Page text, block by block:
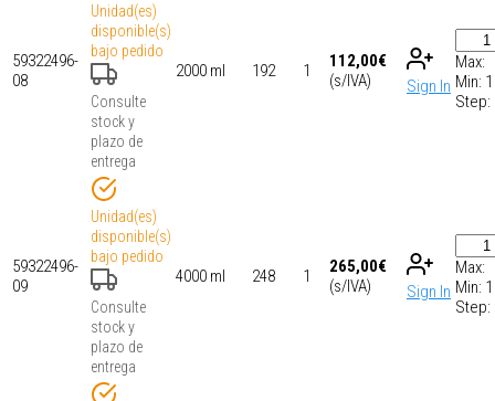
59322496-
08
Unidad(es)
disponible(s)
bajo pedido
Consulte
stock y
plazo de
entrega
2000 ml 192 1 112,00€
(s/IVA)
Sign In
Max:
Min: 1
Step:
59322496-
09
Unidad(es)
disponible(s)
bajo pedido
Consulte
stock y
plazo de
entrega
4000 ml 248 1 265,00€
(s/IVA)
Sign In
Max:
Min: 1
Step: